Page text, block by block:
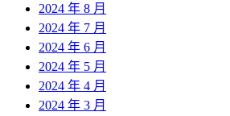
2024 年 8 月
2024 年 7 月
2024 年 6 月
2024 年 5 月
2024 年 4 月
2024 年 3 月